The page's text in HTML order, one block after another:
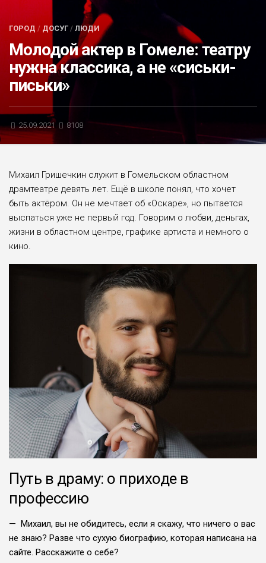
АФИША
ГОРОД / ДОСУГ / ЛЮДИ
Молодой актер в Гомеле: театру
нужна классика, а не «сиськи-
письки»
25.09.2021 8108
Михаил Гришечкин служит в Гомельском областном
драмтеатре девять лет. Ещё в школе понял, что хочет
быть актёром. Он не мечтает об «Оскаре», но пытается
выспаться уже не первый год. Говорим о любви, деньгах,
жизни в областном центре, графике артиста и немного о
кино.
Путь в драму: о приходе в
профессию
— Михаил, вы не обидитесь, если я скажу, что ничего о вас
не знаю? Разве что сухую биографию, которая написана на
сайте. Расскажите о себе?